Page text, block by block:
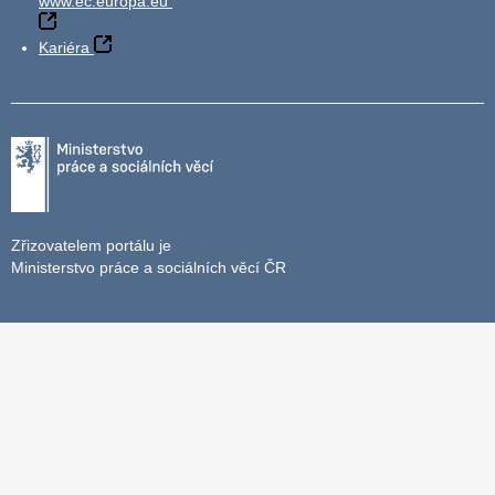
Kariéra
Zřizovatelem portálu je
Ministerstvo práce a sociálních věcí ČR